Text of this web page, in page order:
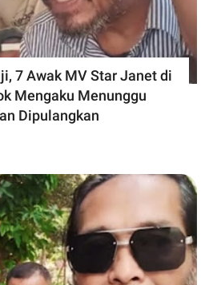
7 Awak MV Star Janet di
Mengaku Menunggu
Dipulangkan